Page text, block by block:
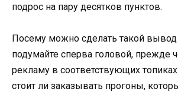
подрос на пару десятков пунктов.
Посему можно сделать такой вывод
подумайте сперва головой, прежде
рекламу в соответствующих
стоит ли заказывать прогоны,